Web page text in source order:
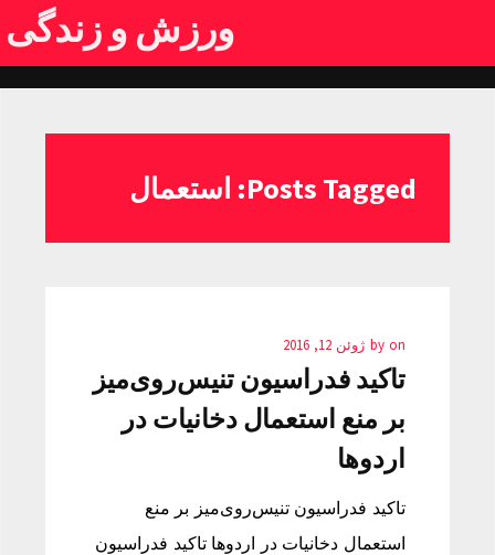
ورزش و زندگی
Posts Tagged: استعمال
by on ژوئن 12, 2016
تاکید فدراسیون تنیس‌روی‌میز
بر منع استعمال دخانیات در
اردوها
تاکید فدراسیون تنیس‌روی‌میز بر منع
استعمال دخانیات در اردوها تاکید فدراسیون